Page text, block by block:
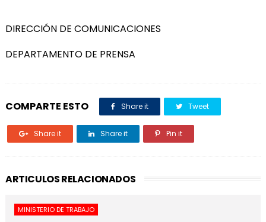
DIRECCIÓN DE COMUNICACIONES
DEPARTAMENTO DE PRENSA
COMPARTE ESTO Share it Tweet
Share it Share it Pin it
ARTICULOS RELACIONADOS
MINISTERIO DE TRABAJO